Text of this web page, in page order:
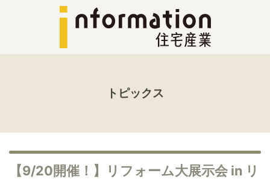
トピックス
【9/20開催！】リフォーム大展示会 in リ